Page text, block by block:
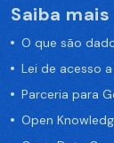
Saiba mais
O que são
Lei de acesso
Parceria para
Open